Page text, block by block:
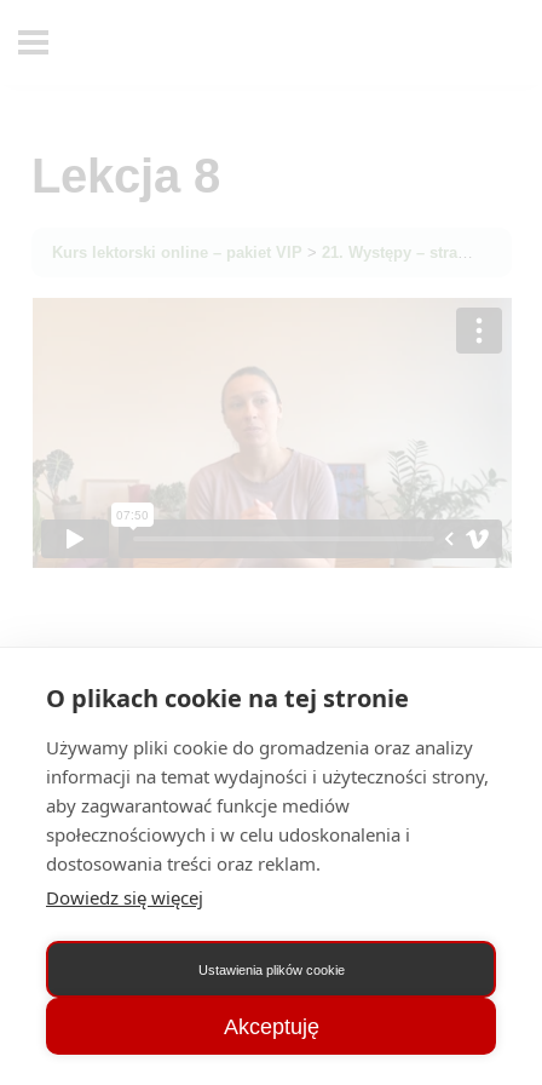
O plikach cookie na tej stronie
Używamy pliki cookie do gromadzenia oraz analizy
informacji na temat wydajności i użyteczności strony,
aby zagwarantować funkcje mediów
społecznościowych i w celu udoskonalenia i
dostosowania treści oraz reklam.
Dowiedz się więcej
Ustawienia plików cookie
Akceptuję
Lekcja 8
Kurs lektorski online – pakiet VIP 21. Występy – strategia
Poprzednia Lekcja
Następna Lekcja